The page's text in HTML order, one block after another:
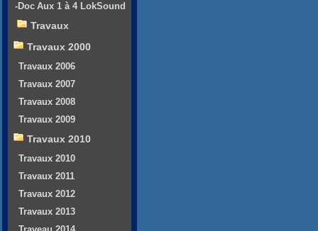
-Doc Aux 1 à 4 LokSound
Travaux
Travaux 2000
Travaux 2006
Travaux 2007
Travaux 2008
Travaux 2009
Travaux 2010
Travaux 2010
Travaux 2011
Travaux 2012
Travaux 2013